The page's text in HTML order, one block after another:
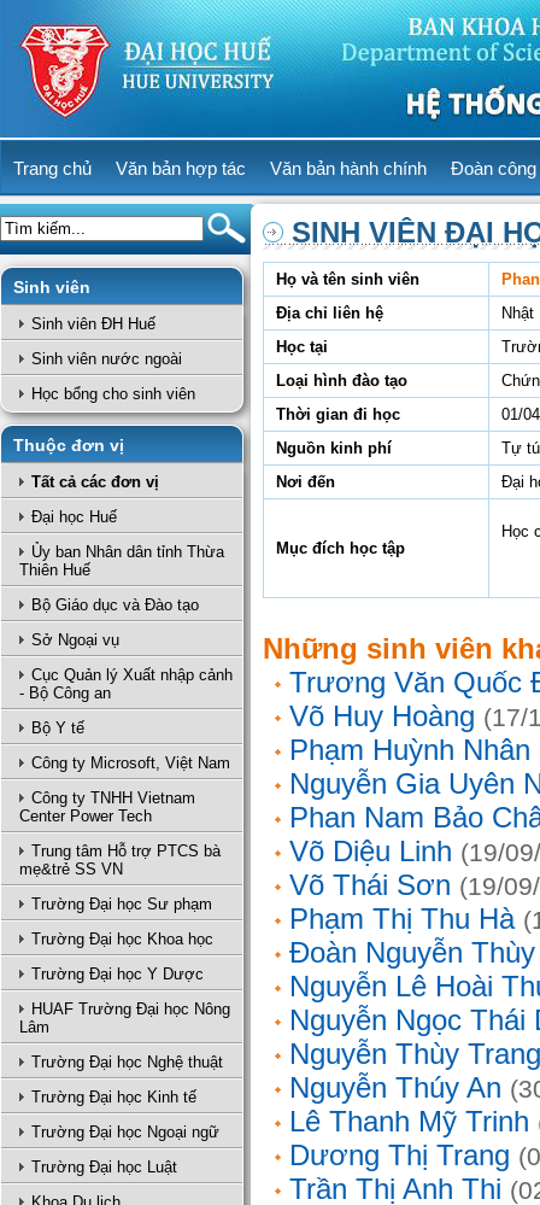
Trang chủ Văn bản hợp tác Văn bản hành chính Đoàn công
Sinh viên
Sinh viên ĐH Huế
Sinh viên nước ngoài
Học bổng cho sinh viên
Thuộc đơn vị
Tất cả các đơn vị
Đại học Huế
Ủy ban Nhân dân tỉnh Thừa
Thiên Huế
Bộ Giáo dục và Đào tạo
Sở Ngoại vụ
Cục Quản lý Xuất nhập cảnh
- Bộ Công an
Bộ Y tế
Công ty Microsoft, Việt Nam
Công ty TNHH Vietnam
Center Power Tech
Trung tâm Hỗ trợ PTCS bà
mẹ&trẻ SS VN
Trường Đại học Sư phạm
Trường Đại học Khoa học
Trường Đại học Y Dược
HUAF Trường Đại học Nông
Lâm
Trường Đại học Nghệ thuật
Trường Đại học Kinh tế
Trường Đại học Ngoại ngữ
Trường Đại học Luật
SINH VIÊN ĐẠI
Họ và tên sinh viên
Địa chỉ liên hệ
Nhật
Học tại
Loại hình đào tạo
Thời gian đi học
01/
Nguồn kinh phí
Tự
Nơi đến
Đại
Mục đích học tập
Học
Những sinh viên
Trương Văn Quốc
Võ Huy Hoàng (17/
Phạm Huỳnh Nhân
Nguyễn Gia Uyên
Phan Nam Bảo
Võ Diệu Linh (19/
Võ Thái Sơn (19/
Phạm Thị Thu Hà
Đoàn Nguyễn
Nguyễn Lê Hoài
Nguyễn Ngọc Thái
Nguyễn Thùy Trang
Nguyễn Thúy An
Lê Thanh Mỹ Trinh
Dương Thị Trang
Trần Thị Anh Thi